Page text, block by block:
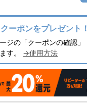
ーポンをプレゼント！
ジの「クーポンの確認」
す。 →使用方法